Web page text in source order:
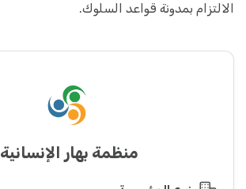
الالتزام بمدونة قواعد السلوك.
منظمة بهار الإنسانية